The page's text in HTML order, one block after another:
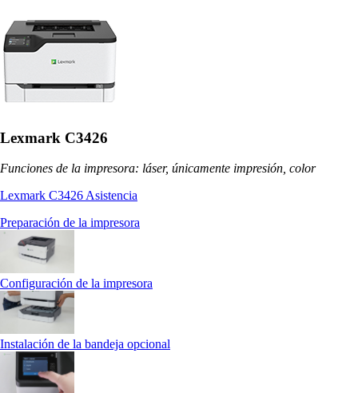
Lexmark C3426
Funciones de la impresora: láser, únicamente impresión, color
Lexmark C3426 Asistencia
Preparación de la impresora
Configuración de la impresora
Instalación de la bandeja opcional